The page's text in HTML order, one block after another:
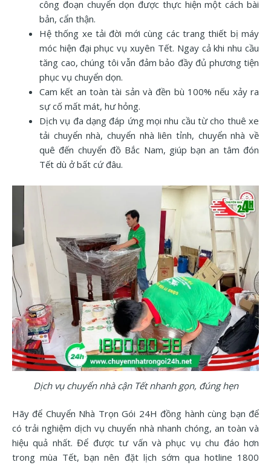
công đoạn chuyển dọn được thực hiện một cách bài
bản, cẩn thận.
Hệ thống xe tải đời mới cùng các trang thiết bị máy
móc hiện đại phục vụ xuyên Tết. Ngay cả khi nhu cầu
tăng cao, chúng tôi vẫn đảm bảo đầy đủ phương tiện
phục vụ chuyển dọn.
Cam kết an toàn tài sản và đền bù 100% nếu xảy ra
sự cố mất mát, hư hỏng.
Dịch vụ đa dạng đáp ứng mọi nhu cầu từ cho thuê xe
tải chuyển nhà, chuyển nhà liên tỉnh, chuyển nhà về
quê đến chuyển đồ Bắc Nam, giúp bạn an tâm đón
Tết dù ở bất cứ đâu.
Dịch vụ chuyển nhà cận Tết nhanh gọn, đúng hẹn
Hãy để Chuyển Nhà Trọn Gói 24H đồng hành cùng bạn để
có trải nghiệm dịch vụ chuyển nhà nhanh chóng, an toàn và
hiệu quả nhất. Để được tư vấn và phục vụ chu đáo hơn
trong mùa Tết, bạn nên đặt lịch sớm qua hotline 1800